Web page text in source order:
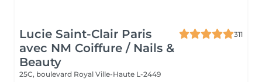
Lucie Saint-Clair Paris
avec NM Coiffure / Nails &
Beauty
311
25C, boulevard Royal Ville-Haute L-2449